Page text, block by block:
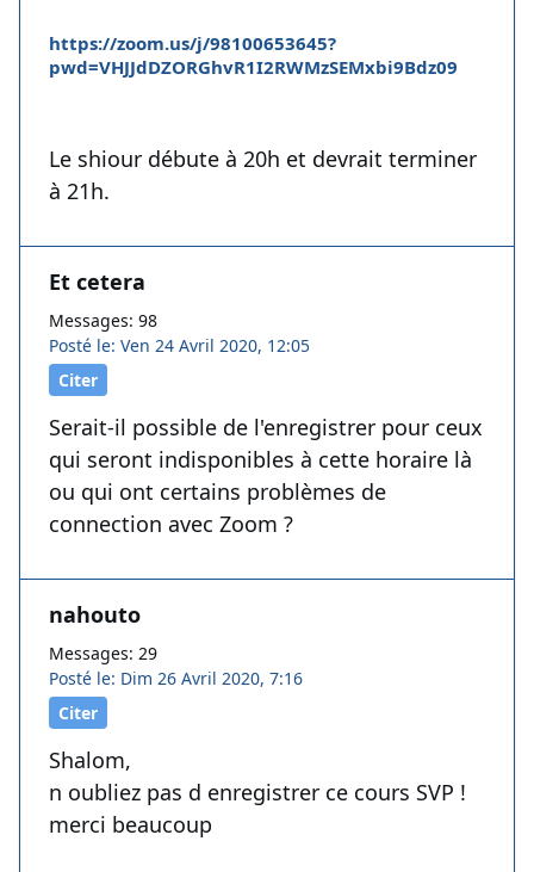
https://zoom.us/j/98100653645?
pwd=VHJJdDZORGhvR1I2RWMzSEMxbi9Bdz09
Le shiour débute à 20h et devrait terminer
à 21h.
Et cetera
Messages: 98
Posté le: Ven 24 Avril 2020, 12:05
Citer
Serait-il possible de l'enregistrer pour ceux
qui seront indisponibles à cette horaire là
ou qui ont certains problèmes de
connection avec Zoom ?
nahouto
Messages: 29
Posté le: Dim 26 Avril 2020, 7:16
Citer
Shalom,
n oubliez pas d enregistrer ce cours SVP !
merci beaucoup